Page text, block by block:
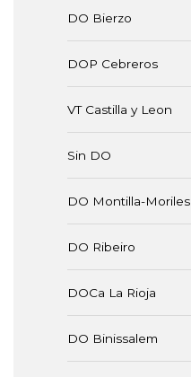
DO Bierzo
DOP Cebreros
VT Castilla y Leon
Sin DO
DO Montilla-Moriles
DO Ribeiro
DOCa La Rioja
DO Binissalem